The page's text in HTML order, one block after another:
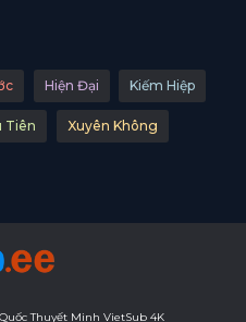
Hiện Đại Kiếm Hiệp
Tiên Xuyên Không
Thuyết Minh VietSub 4K